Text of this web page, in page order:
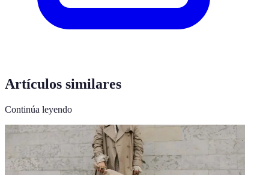
Artículos similares
Continúa leyendo